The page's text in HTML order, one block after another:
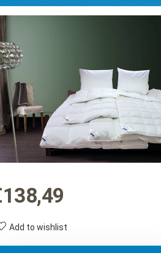
138,49
Add to wishlist